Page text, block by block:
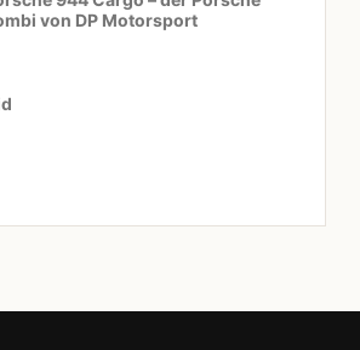
von DP Motorsport